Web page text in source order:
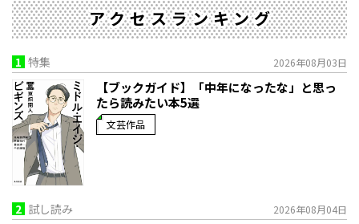
アクセスランキング
1 特集 2026年08月03日
【ブックガイド】「中年になったな」と思っ
たら読みたい本5選
文芸作品
2 試し読み 2026年08月04日